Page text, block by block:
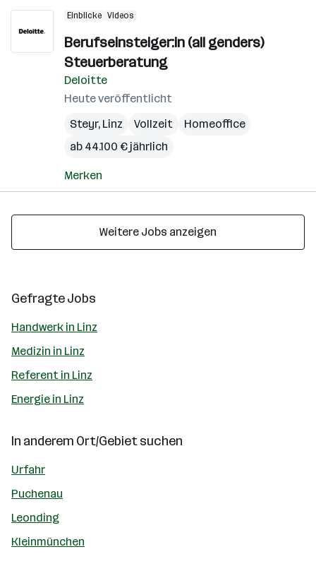
Einblicke Videos
Berufseinsteiger:in (all genders)
Steuerberatung
Deloitte
Heute veröffentlicht
Steyr, Linz Vollzeit
Homeoffice
ab 44.100 € jährlich
Merken
Weitere Jobs anzeigen
Gefragte Jobs
Handwerk in Linz
Medizin in Linz
Referent in Linz
Energie in Linz
In anderem Ort/Gebiet suchen
Urfahr
Puchenau
Leonding
Kleinmünchen